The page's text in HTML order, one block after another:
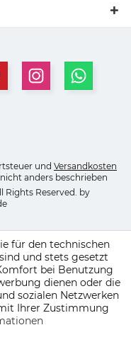
und Versandkosten
anders beschrieben
Rights Reserved. by
für den technischen
und stets gesetzt
bei Benutzung
dienen oder die
sozialen Netzwerken
Ihrer Zustimmung